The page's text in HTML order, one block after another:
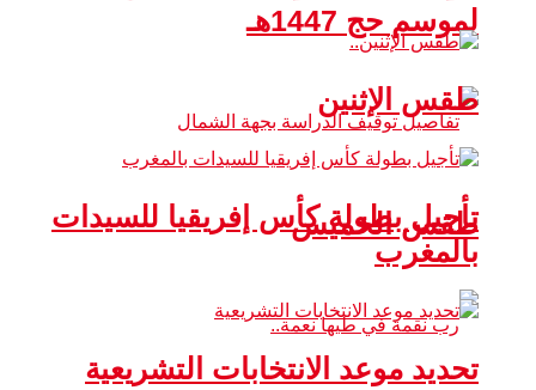
لموسم حج 1447هـ
طقس الخميس
طقس الإثنين
تأجيل بطولة كأس إفريقيا للسيدات
بالمغرب
تحديد موعد الانتخابات التشريعية